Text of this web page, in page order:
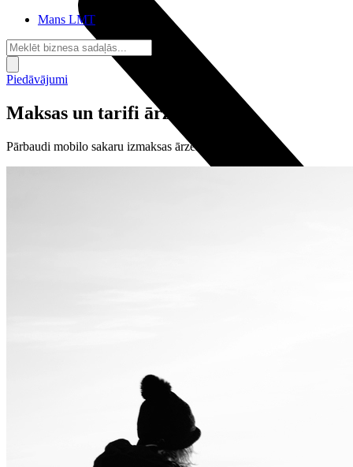
Samsung
Xiaomi
POCO
Mans LMT
Piedāvājumi
Maksas un tarifi ārzemēs
Pārbaudi mobilo sakaru izmaksas ārzemēs